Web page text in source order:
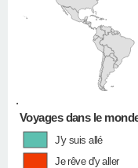
•
Voyages dans le
J'y suis allé
Je rêve d'y aller